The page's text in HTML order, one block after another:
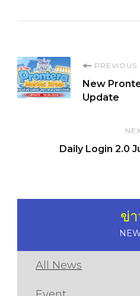
Post
Navigation
PREVIOUS
New
Update
Daily Login 2.0
ข่า
All News